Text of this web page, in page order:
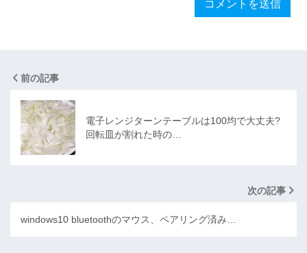
前の記事
電子レンジターンテーブルは100均で大丈夫?
回転皿が割れた時の…
次の記事
windows10 bluetoothのマウス、ペアリング済み…